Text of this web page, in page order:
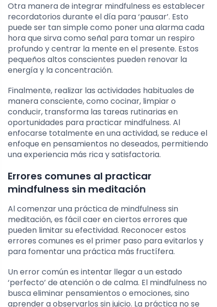
Otra manera de integrar mindfulness es establecer
recordatorios durante el día para ‘pausar’. Esto
puede ser tan simple como poner una alarma cada
hora que sirva como señal para tomar un respiro
profundo y centrar la mente en el presente. Estos
pequeños altos conscientes pueden renovar la
energía y la concentración.
Finalmente, realizar las actividades habituales de
manera consciente, como cocinar, limpiar o
conducir, transforma las tareas rutinarias en
oportunidades para practicar mindfulness. Al
enfocarse totalmente en una actividad, se reduce el
enfoque en pensamientos no deseados, permitiendo
una experiencia más rica y satisfactoria.
Errores comunes al practicar
mindfulness sin meditación
Al comenzar una práctica de mindfulness sin
meditación, es fácil caer en ciertos errores que
pueden limitar su efectividad. Reconocer estos
errores comunes es el primer paso para evitarlos y
para fomentar una práctica más fructífera.
Un error común es intentar llegar a un estado
‘perfecto’ de atención o de calma. El mindfulness no
busca eliminar pensamientos o emociones, sino
aprender a observarlos sin juicio. La práctica no se